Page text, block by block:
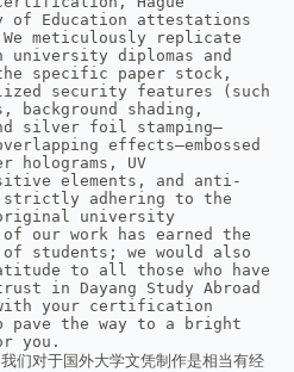
Education attestations
meticulously replicate
diplomas and
specific paper stock,
security features (such
background shading,
silver foil stamping—
effects—embossed
holograms, UV
elements, and anti-
strictly adhering to the
university
our work has earned the
students; we would also
to all those who have
in Dayang Study Abroad
your certification
pave the way to a bright
you.
们对于国外大学文凭制作是相当有经